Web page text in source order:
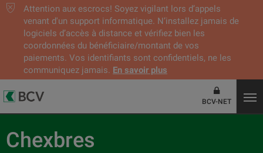
Attention aux escrocs! Soyez vigilant lors d’appels
venant d'un support informatique. N’installez jamais de
logiciels d’accès à distance et vérifiez bien les
coordonnées du bénéficiaire/montant de vos
paiements. Vos identifiants sont confidentiels, ne les
communiquez jamais. En savoir plus
BCV-NET
Chexbres